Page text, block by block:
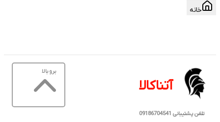
خانه
آتناکالا
برو بالا
تلفن پشتیبانی 09186704541